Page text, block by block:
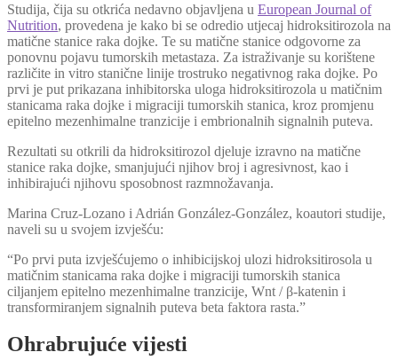
Studija, čija su otkrića nedavno objavljena u European Journal of
Nutrition, provedena je kako bi se odredio utjecaj hidroksitirozola na
matične stanice raka dojke. Te su matične stanice odgovorne za
ponovnu pojavu tumorskih metastaza. Za istraživanje su korištene
različite in vitro stanične linije trostruko negativnog raka dojke. Po
prvi je put prikazana inhibitorska uloga hidroksitirozola u matičnim
stanicama raka dojke i migraciji tumorskih stanica, kroz promjenu
epitelno mezenhimalne tranzicije i embrionalnih signalnih puteva.
Rezultati su otkrili da hidroksitirozol djeluje izravno na matične
stanice raka dojke, smanjujući njihov broj i agresivnost, kao i
inhibirajući njihovu sposobnost razmnožavanja.
Marina Cruz-Lozano i Adrián González-González, koautori studije,
naveli su u svojem izvješću:
“Po prvi puta izvješćujemo o inhibicijskoj ulozi hidroksitirosola u
matičnim stanicama raka dojke i migraciji tumorskih stanica
ciljanjem epitelno mezenhimalne tranzicije, Wnt / β-katenin i
transformiranjem signalnih puteva beta faktora rasta.”
Ohrabrujuće vijesti